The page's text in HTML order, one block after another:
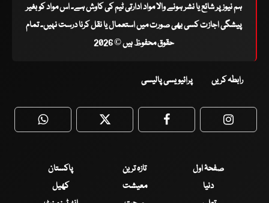
ہم نیوز پر شائع یا نشر ہونے والا مواد ادارتی ٹیم کی کاوش ہے۔ اس مواد کو بغیر
پیشگی اجازت کسی بھی صورت میں استعمال یا نقل کرنا درست نہیں۔ تمام
حقوق محفوظ ہیں © 2026
رابطہ کریں پرائیویسی پالیسی
WhatsApp Twitter Facebook
صفحۂ اول تازہ ترین
پاکستان
دنیا
معیشت
کھیل